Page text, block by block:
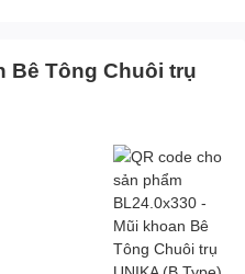
Bê Tông Chuôi trụ